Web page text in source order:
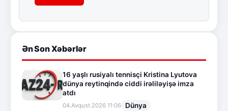
Ən Son Xəbərlər
16 yaşlı rusiyalı tennisçi Kristina Lyutova
dünya reytinqində ciddi irəliləyişə imza
atdı
04.Avqust.2026 11:06 Dünya